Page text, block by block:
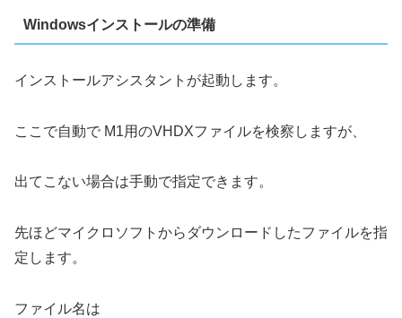
Windowsインストールの準備
インストールアシスタントが起動します。
ここで自動で M1用のVHDXファイルを検察しますが、
出てこない場合は手動で指定できます。
先ほどマイクロソフトからダウンロードしたファイルを指
定します。
ファイル名は